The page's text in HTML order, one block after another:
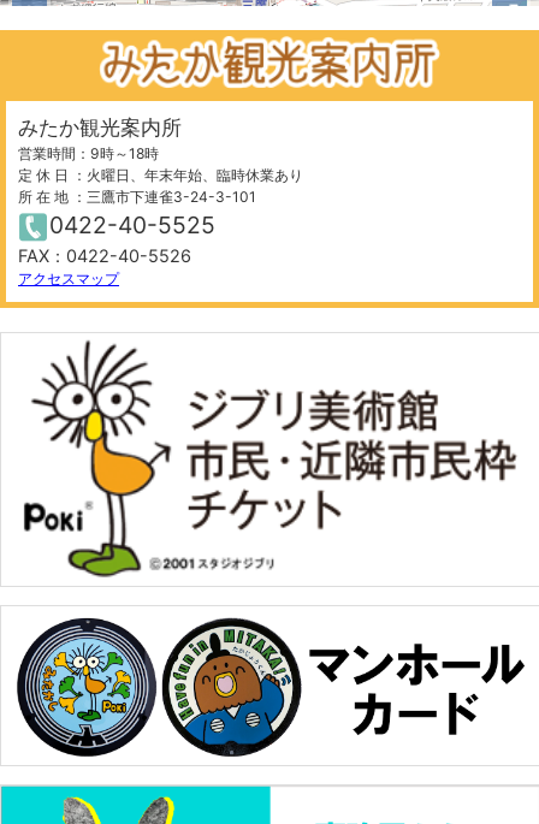
+
−
200 m
⤢
みたか観光案内所
営業時間：9時～18時
定 休 日 ：火曜日、年末年始、臨時休業あり
所 在 地 ：三鷹市下連雀3-24-3-101
0422-40-5525
FAX：0422-40-5526
アクセスマップ